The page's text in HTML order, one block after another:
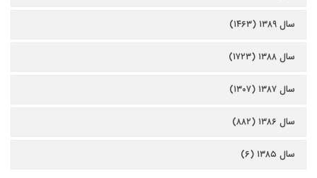
سال ۱۳۸۹ (۱۴۶۳)
سال ۱۳۸۸ (۱۷۲۳)
سال ۱۳۸۷ (۱۳۰۷)
سال ۱۳۸۶ (۸۸۲)
سال ۱۳۸۵ (۶)